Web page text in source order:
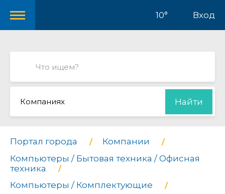
10° Вход
Компаниях Найти
Портал города
Компании
Компьютеры / Бытовая техника / Офисная
техника
Компьютеры / Комплектующие